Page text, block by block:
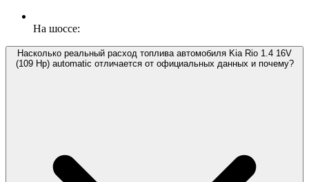
На шоссе:
Насколько реальный расход топлива автомобиля Kia Rio 1.4 16V
(109 Hp) automatic отличается от официальных данных и почему?